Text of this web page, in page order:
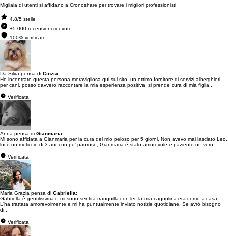
Migliaia di utenti si affidano a Cronoshare per trovare i migliori professionisti
4.8/5 stelle
+5.000 recensioni ricevute
100% verificate
Da Silva pensa di Cinzia:
Ho incontrato questa persona meravigliosa qui sul sito, un ottimo fornitore di servizi alberghieri
per cani, posso davvero raccontare la mia esperienza positiva, si prende cura di mia figlia...
Verificata
Anna pensa di Gianmaria:
Mi sono affidata a Gianmaria per la cura del mio peloso per 5 giorni. Non avevo mai lasciato Leo,
lui è un meticcio di 3 anni un po' pauroso, Gianmaria é stato amorevole e paziente un vero...
Verificata
Maria Grazia pensa di Gabriella:
Gabriella è gentilissima e mi sono sentita tranquilla con lei, la mia cagnolina era come a casa.
L'ha trattata amorevolmente e mi ha puntualmente inviato notizie quotidiane. Se avrò bisogno
di...
Verificata